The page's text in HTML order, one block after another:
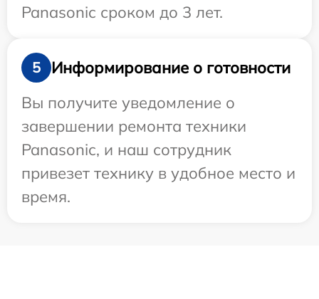
Panasonic сроком до 3 лет.
5
Информирование о готовности
Вы получите уведомление о
завершении ремонта техники
Panasonic, и наш сотрудник
привезет технику в удобное место и
время.